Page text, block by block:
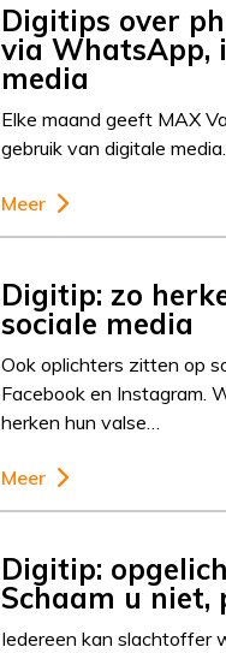
Digitips over
via WhatsApp,
media
Elke maand geeft MAX
gebruik van digitale
Meer
Digitip: zo
sociale media
Ook oplichters zitten op
Facebook en Instagram.
herken hun valse…
Meer
Digitip:
Schaam u niet,
Iedereen kan slachtoffer